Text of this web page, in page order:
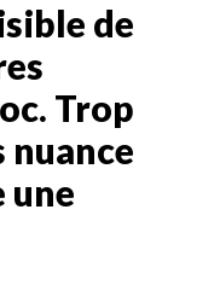
de
Trop
nuance
une